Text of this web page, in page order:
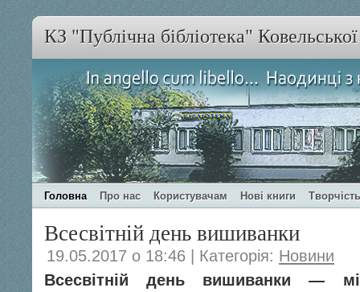
КЗ "Публічна бібліотека"
Головна Про нас Користувачам Нові книги
Всесвітній день вишиванки
19.05.2017 о 18:46 | Категорія: Новини
Всесвітній день вишиванки —